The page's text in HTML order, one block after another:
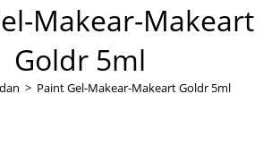
Makear-Makeart
Goldr 5ml
> Paint Gel-Makear-Makeart Goldr 5ml